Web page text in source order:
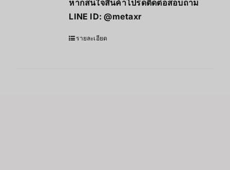
หากสนใจสินค้าโปรดติดต่อสอบถาม
LINE ID:@metaxr
รายละเอียด